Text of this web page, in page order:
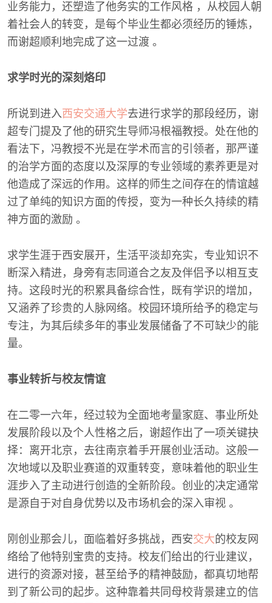
业务能力，还塑造了他务实的工作风格 ，从校园人朝
着社会人的转变，是每个毕业生都必须经历的锤炼，
而谢超顺利地完成了这一过渡 。
求学时光的深刻烙印
所说到进入西安交通大学去进行求学的那段经历，谢
超专门提及了他的研究生导师冯根福教授。处在他的
看法下，冯教授不光是在学术而言的引领者，那严谨
的治学方面的态度以及深厚的专业领域的素养更是对
他造成了深远的作用。这样的师生之间存在的情谊越
过了单纯的知识方面的传授，变为一种长久持续的精
神方面的激励 。
求学生涯于西安展开，生活平淡却充实，专业知识不
断深入精进，身旁有志同道合之友及伴侣予以相互支
持。这段时光的积累具备综合性，既有学识的增加，
又涵养了珍贵的人脉网络。校园环境所给予的稳定与
专注，为其后续多年的事业发展储备了不可缺少的能
量。
事业转折与校友情谊
在二零一六年，经过较为全面地考量家庭、事业所处
发展阶段以及个人性格之后，谢超作出了一项关键抉
择：离开北京，去往南京着手开展创业活动。这般一
次地域以及职业赛道的双重转变，意味着他的职业生
涯步入了主动进行创造的全新阶段。创业的决定通常
是源自于对自身优势以及市场机会的深入审视 。
刚创业那会儿，面临着好多挑战，西安交大的校友网
络给了他特别宝贵的支持。校友们给出的行业建议，
进行的资源对接，甚至给予的精神鼓励，都真切地帮
到了新公司的起步。这种靠着共同母校背景建立的信